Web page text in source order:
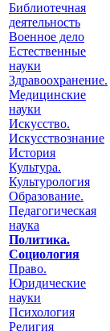
Библиотечная
деятельность
Военное дело
Естественные
науки
Здравоохранение.
Медицинские
науки
Искусство.
Искусствознание
История
Культура.
Культурология
Образование.
Педагогическая
наука
Политика.
Социология
Право.
Юридические
науки
Психология
Религия